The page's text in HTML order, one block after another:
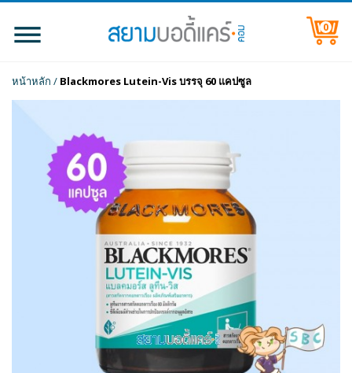
0
หน้าหลัก / Blackmores Lutein-Vis บรรจุ 60 แคปซูล